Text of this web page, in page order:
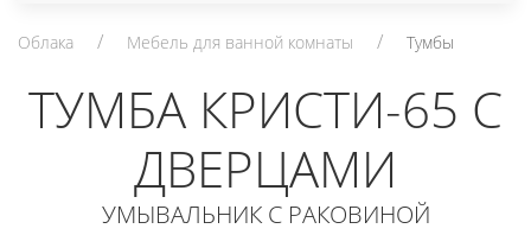
Облака Мебель для ванной комнаты Тумбы
ТУМБА КРИСТИ-65 С
ДВЕРЦАМИ
УМЫВАЛЬНИК С РАКОВИНОЙ